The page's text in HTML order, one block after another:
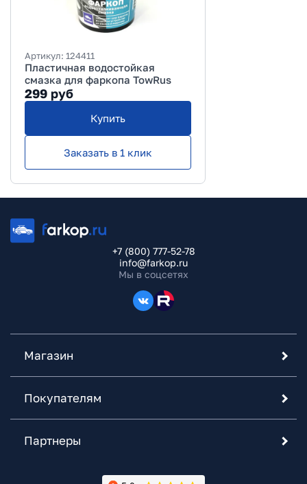
Артикул: 124411
Пластичная водостойкая
смазка для фаркопа TowRus
299 руб
Купить
Заказать в 1 клик
+7 (800) 777-52-78
info@farkop.ru
Мы в соцсетях
Магазин
Покупателям
Партнеры